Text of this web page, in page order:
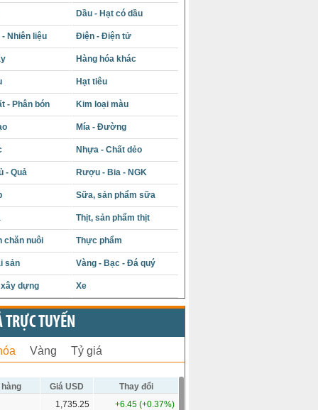
Dầu - Hạt có dầu
- Nhiên liệu Điện - Điện tử
Hàng hóa khác
Hạt tiêu
- Phân bón Kim loại màu
Mía - Đường
Nhựa - Chất dẻo
- Quả Rượu - Bia - NGK
Sữa, sản phẩm sữa
Thịt, sản phẩm thịt
chăn nuôi Thực phẩm
sản Vàng - Bạc - Đá quý
dựng Xe
TRỰC TUYẾN
Vàng Tỷ giá
Giá USD
Thay đổi
1,735.25 +6.45 (+0.37%)